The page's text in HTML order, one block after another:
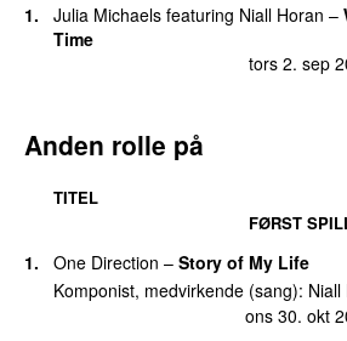
Nice to Meet Ya
tirs 8. okt
16. Tastes So Good
lør 10. jun
Save My Life
ons 14. jun
1. Julia Michaels featuring Niall Horan –
Time
tors 2. sep
Anden rolle på
TITEL
FØRST
1. One Direction – Story of My Life
ons 30. okt
Komponist, medvirkende (sang): Niall